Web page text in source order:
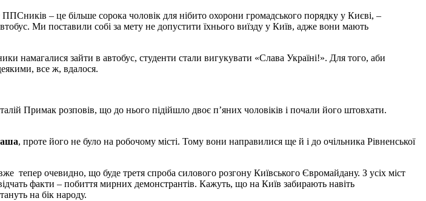
– це більше сорока чоловік для нібито охорони громадського порядку у Києві, –
Ми поставили собі за мету не допустити їхнього виїзду у Київ, адже вони мають
намагалися зайти в автобус, студенти стали вигукувати «Слава Україні!». Для того, аби
все ж, вдалося.
Примак розповів, що до нього підійшло двоє п’яних чоловіків і почали його штовхати.
, проте його не було на робочому місті. Тому вони направилися ще й і до очільника Рівненської
тепер очевидно, що буде третя спроба силового розгону Київського Євромайдану. З усіх міст
факти – побиття мирних демонстрантів. Кажуть, що на Київ забирають навіть
на бік народу.